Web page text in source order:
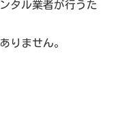
タル業者が行うた
りません。